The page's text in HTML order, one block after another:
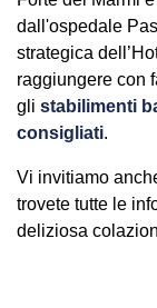
dall'ospedale
strategica
raggiungere con
gli stabilimenti
consigliati.
Vi invitiamo
trovete tutte le
deliziosa